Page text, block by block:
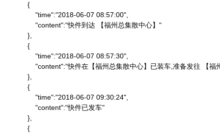
            {
                "time":"2018-06-07 08:57:00",
                "content":"快件到达 【福州总集散中心】"
            },
            {
                "time":"2018-06-07 08:57:30",
"content":"快件在【福州总集散中心】已装车,准备发往 【
            },
            {
                "time":"2018-06-07 09:30:24",
                "content":"快件已发车"
            },
            {